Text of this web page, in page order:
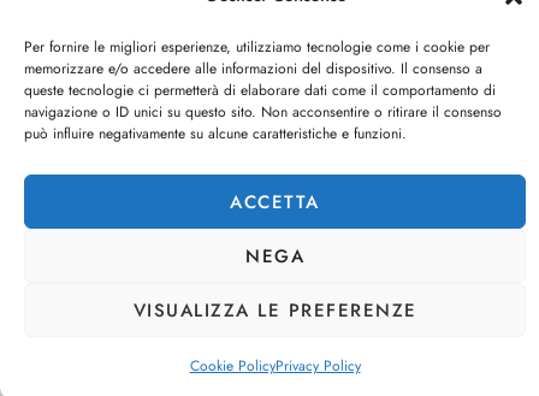
Per fornire le migliori esperienze, utilizziamo tecnologie come i cookie per
memorizzare e/o accedere alle informazioni del dispositivo. Il consenso a
queste tecnologie ci permetterà di elaborare dati come il comportamento di
navigazione o ID unici su questo sito. Non acconsentire o ritirare il consenso
può influire negativamente su alcune caratteristiche e funzioni.
ACCETTA
NEGA
VISUALIZZA LE PREFERENZE
Cookie PolicyPrivacy Policy
legale in Via delle Sirene 34 - Roma - P.iva:
IT13402731007
Cerca